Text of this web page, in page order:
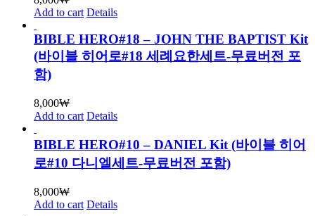
Add to cart Details
BIBLE HERO#18 – JOHN THE BAPTIST Kit
(바이블 히어로#18 세례요한세트-무료버전 포
함)
8,000₩
Add to cart Details
BIBLE HERO#10 – DANIEL Kit (바이블 히어
로#10 다니엘세트-무료버전 포함)
8,000₩
Add to cart Details